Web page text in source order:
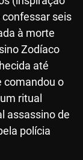
seis
à morte
Zodíaco
até
comandou o
ritual
assassino de
polícia